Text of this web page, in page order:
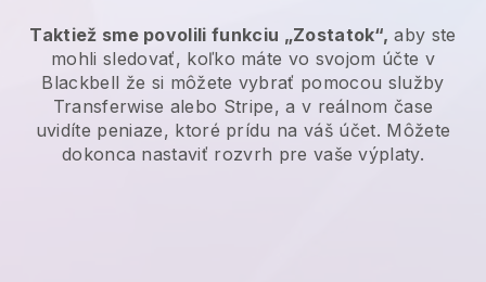
Taktiež sme povolili funkciu „Zostatok“, aby ste
mohli sledovať, koľko máte vo svojom účte v
Blackbell že si môžete vybrať pomocou služby
Transferwise alebo Stripe, a v reálnom čase
uvidíte peniaze, ktoré prídu na váš účet. Môžete
dokonca nastaviť rozvrh pre vaše výplaty.